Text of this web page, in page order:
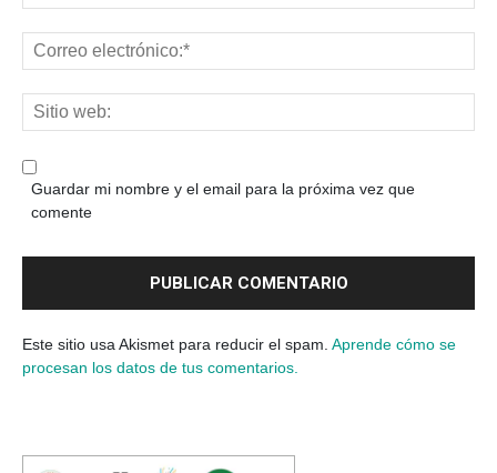
Guardar mi nombre y el email para la próxima vez que
comente
Este sitio usa Akismet para reducir el spam. Aprende cómo se
procesan los datos de tus comentarios.